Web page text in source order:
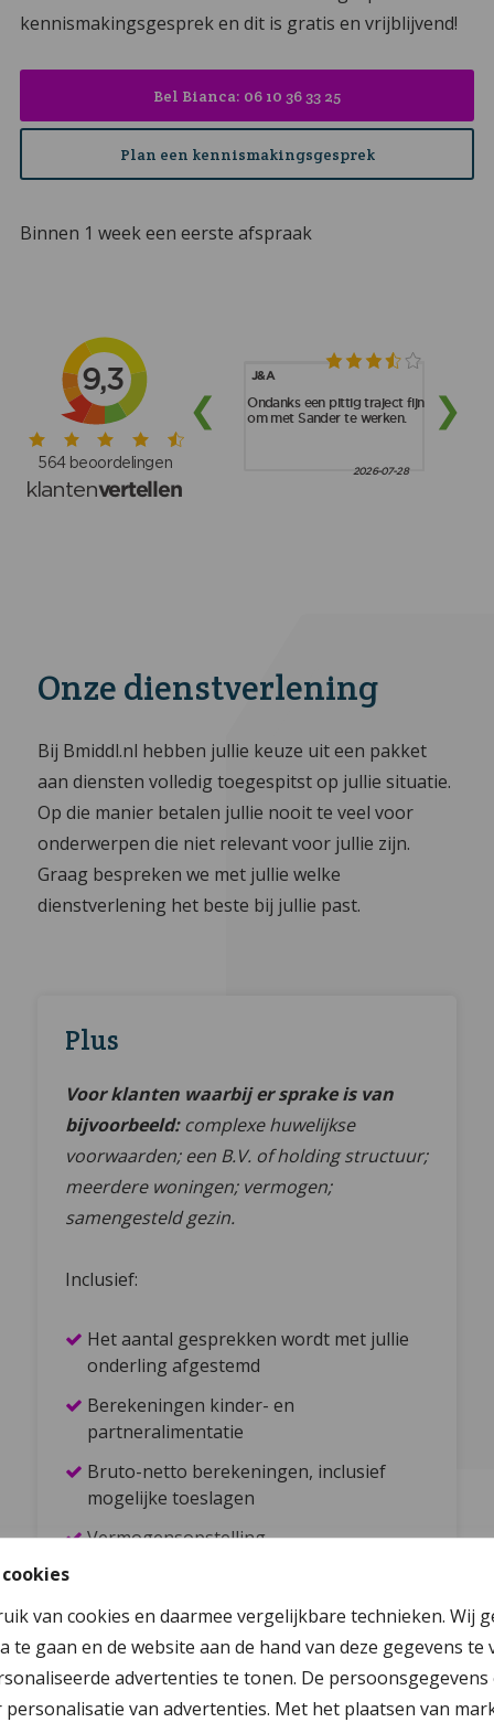
van cookies en daarmee vergelijkbare technieken. Wij
gaan en de website aan de hand van deze gegevens
advertenties te tonen. De
van advertenties. Met het plaatsen van
kennismakingsgesprek en dit is gratis en vrijblijvend!
Bel Bianca: 06 10 36 33 25
Plan een kennismakingsgesprek
Binnen 1 week een eerste afspraak
Onze dienstverlening
Bij Bmiddl.nl hebben jullie keuze uit een pakket
aan diensten volledig toegespitst op jullie situatie.
Op die manier betalen jullie nooit te veel voor
onderwerpen die niet relevant voor jullie zijn.
Graag bespreken we met jullie welke
dienstverlening het beste bij jullie past.
Plus
Voor klanten waarbij er sprake is van
bijvoorbeeld: complexe huwelijkse
voorwaarden; een B.V. of holding structuur;
meerdere woningen; vermogen;
samengesteld gezin.
Inclusief:
Het aantal gesprekken wordt met jullie
onderling afgestemd
Berekeningen kinder- en
partneralimentatie
Bruto-netto berekeningen, inclusief
mogelijke toeslagen
Vermogensopstelling
Gesprek met kinderen mogelijk
Convenant of vaststellingsovereenkomst
Voorbereiden of begeleiding
gesprekken onafhankelijke